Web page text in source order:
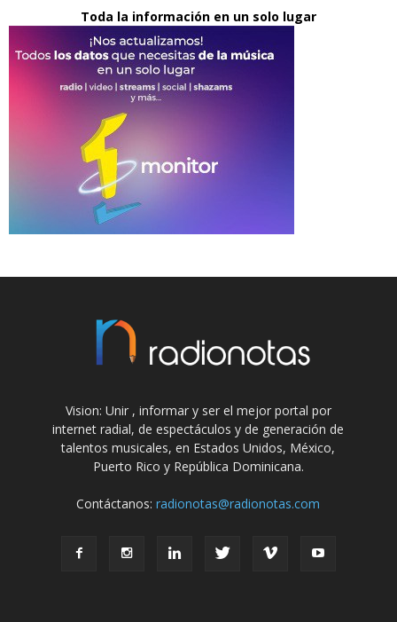
Toda la información en un solo lugar
Vision: Unir , informar y ser el mejor portal por
internet radial, de espectáculos y de generación de
talentos musicales, en Estados Unidos, México,
Puerto Rico y República Dominicana.
Contáctanos:radionotas@radionotas.com